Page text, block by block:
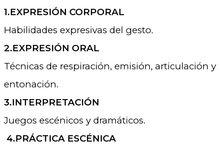
1.EXPRESIÓN CORPORAL
Habilidades expresivas del gesto.
2.EXPRESIÓN ORAL
Técnicas de respiración, emisión, articulación y
entonación.
3.INTERPRETACIÓN
Juegos escénicos y dramáticos.
4.PRÁCTICA ESCÉNICA